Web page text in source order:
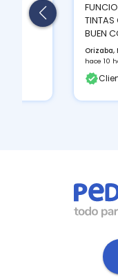
TINTAS
BUEN
Orizaba,
hace 10